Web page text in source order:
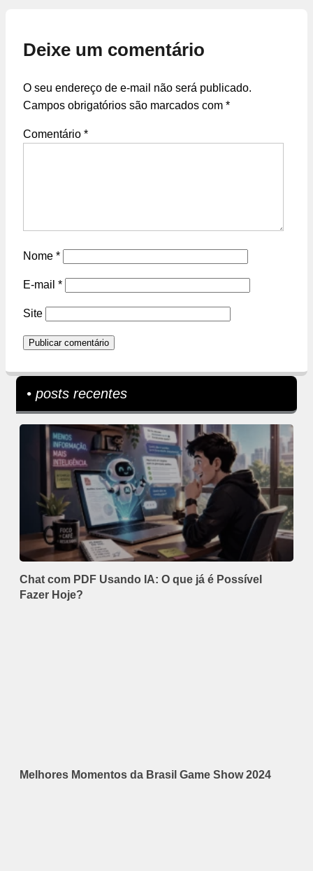
Deixe um comentário
O seu endereço de e-mail não será publicado.
Campos obrigatórios são marcados com *
Comentário *
Nome *
E-mail *
Site
• posts recentes
Chat com PDF Usando IA: O que já é Possível
Fazer Hoje?
Melhores Momentos da Brasil Game Show 2024